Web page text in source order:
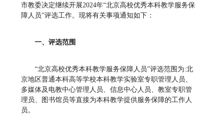
市教委决定继续开展2024年“北京高校优秀本科教学服务保
障人员”评选工作。现将有关事项通知如下：
一、评选范围
“北京高校优秀本科教学服务保障人员”评选范围为:北
京地区普通本科高等学校本科教学实验室专职管理人员、
多媒体及电教中心管理人员、信息中心人员、教室专职管
理员、图书馆员等直接为本科教学提供服务保障的工作人
员。